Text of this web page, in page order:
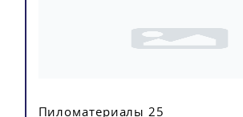
Пиломатериалы 25